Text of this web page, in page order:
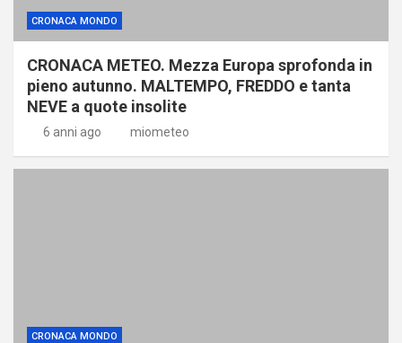
CRONACA MONDO
CRONACA METEO. Mezza Europa sprofonda in
pieno autunno. MALTEMPO, FREDDO e tanta
NEVE a quote insolite
6 anni ago miometeo
CRONACA MONDO